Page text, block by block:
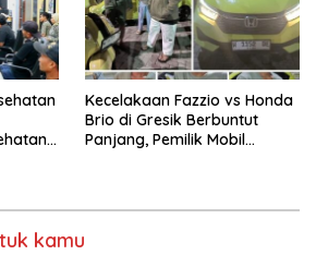
Kecelakaan Fazzio vs Honda
Brio di Gresik Berbuntut
Panjang, Pemilik Mobil
kamu